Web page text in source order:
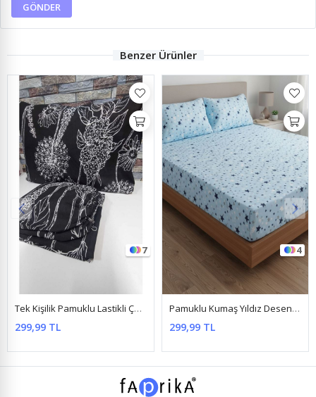
GÖNDER
Benzer Ürünler
4
Pamuklu Kumaş Yıldız Desen Lastikli Çarşaf Takımı Mavi
299,99 TL
4
Pamuklu Ranforce Kumaş Tek Kişilik Lastikli Çarşaf Takımı (100X200 & 120X200) Kelebek Gri
299,99 TL
444,99 TL